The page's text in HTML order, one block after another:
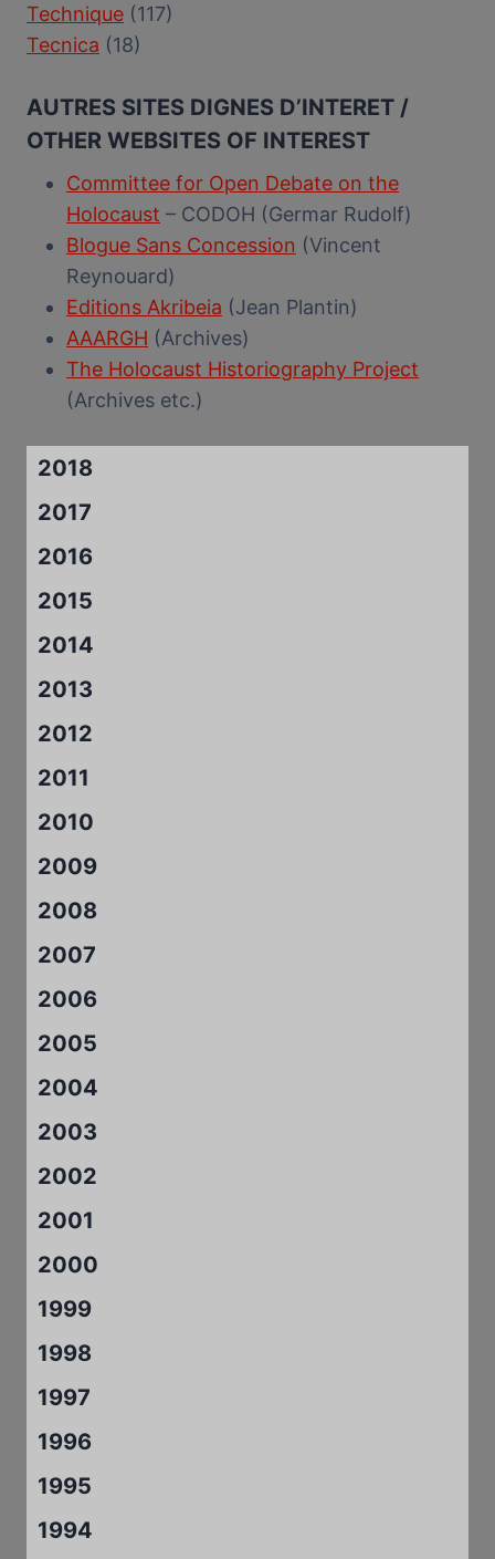
Technique (117)
Tecnica (18)
AUTRES SITES DIGNES D’INTERET /
OTHER WEBSITES OF INTEREST
Committee for Open Debate on the
Holocaust – CODOH (Germar Rudolf)
Blogue Sans Concession (Vincent
Reynouard)
Editions Akribeia (Jean Plantin)
AAARGH (Archives)
The Holocaust Historiography Project
(Archives etc.)
2018
2017
2016
2015
2014
2013
2012
2011
2010
2009
2008
2007
2006
2005
2004
2003
2002
2001
2000
1999
1998
1997
1996
1995
1994